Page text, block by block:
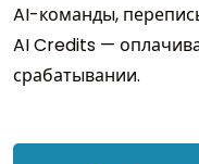
AI-команды,
AI Credits —
срабатывании.